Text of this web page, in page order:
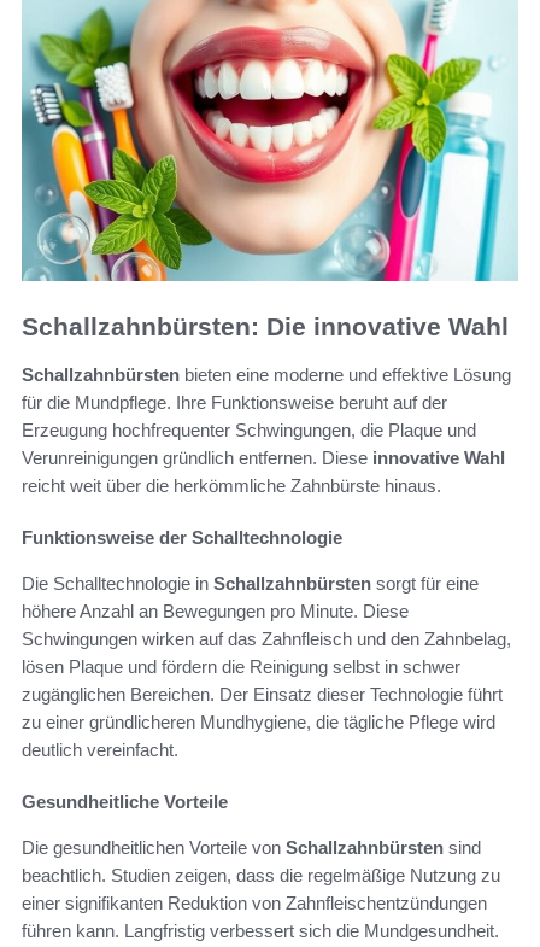
Schallzahnbürsten: Die innovative Wahl
Schallzahnbürsten bieten eine moderne und effektive Lösung
für die Mundpflege. Ihre Funktionsweise beruht auf der
Erzeugung hochfrequenter Schwingungen, die Plaque und
Verunreinigungen gründlich entfernen. Diese innovative Wahl
reicht weit über die herkömmliche Zahnbürste hinaus.
Funktionsweise der Schalltechnologie
Die Schalltechnologie in Schallzahnbürsten sorgt für eine
höhere Anzahl an Bewegungen pro Minute. Diese
Schwingungen wirken auf das Zahnfleisch und den Zahnbelag,
lösen Plaque und fördern die Reinigung selbst in schwer
zugänglichen Bereichen. Der Einsatz dieser Technologie führt
zu einer gründlicheren Mundhygiene, die tägliche Pflege wird
deutlich vereinfacht.
Gesundheitliche Vorteile
Die gesundheitlichen Vorteile von Schallzahnbürsten sind
beachtlich. Studien zeigen, dass die regelmäßige Nutzung zu
einer signifikanten Reduktion von Zahnfleischentzündungen
führen kann. Langfristig verbessert sich die Mundgesundheit.